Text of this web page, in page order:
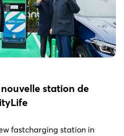
station de
fastcharging station in